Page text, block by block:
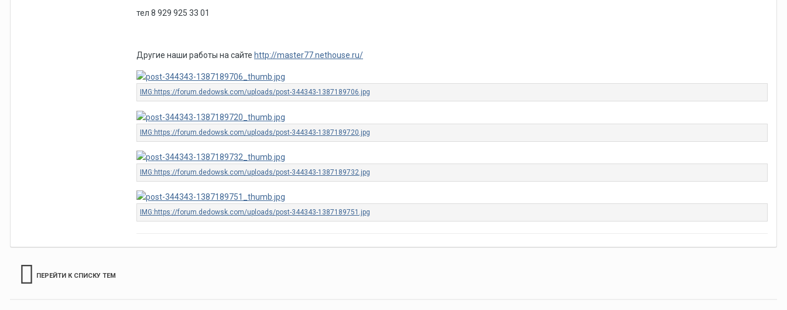
тел 8 929 925 33 01
Другие наши работы на сайте http://master77.nethouse.ru/
ПЕРЕЙТИ К СПИСКУ ТЕМ